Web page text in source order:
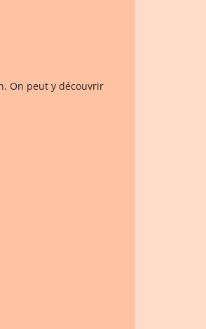
On peut y découvrir